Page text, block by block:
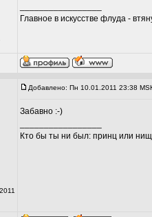
Главное в искусстве флуда -
Добавлено: Пн 10.01.2011 23:38
Забавно :-)
Кто бы ты ни был: принц или